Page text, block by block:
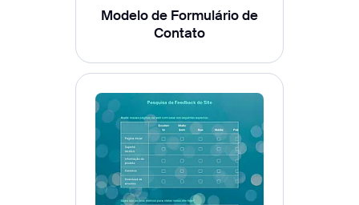
Modelo de Formulário de
Contato